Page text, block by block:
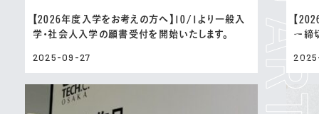
【2026年度入学をお考えの方へ】10/1より一般入
学・社会人入学の願書受付を開始いたします。
2025-09-27
【
ー締